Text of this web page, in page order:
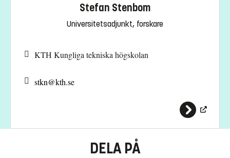
Stefan Stenbom
Universitetsadjunkt, forskare
KTH Kungliga tekniska högskolan
stkn@kth.se
DELA PÅ